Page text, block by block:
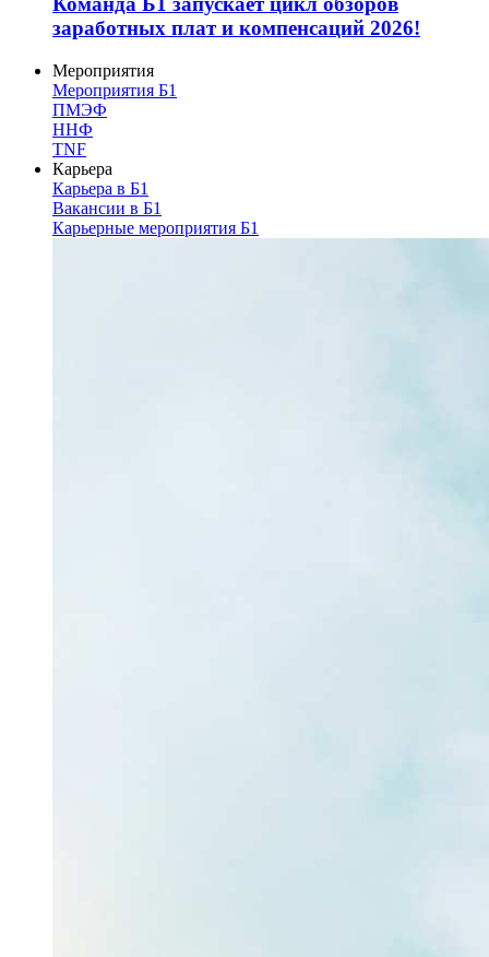
заработных плат и компенсаций 2026!
Мероприятия
Мероприятия Б1
ПМЭФ
ННФ
TNF
Карьера
Карьера в Б1
Вакансии в Б1
Карьерные мероприятия Б1